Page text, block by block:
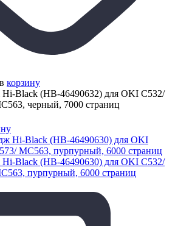
корзину
Hi-Black (HB-46490632) для OKI C532/
черный, 7000 страниц
Hi-Black (HB-46490630) для OKI C532/
пурпурный, 6000 страниц